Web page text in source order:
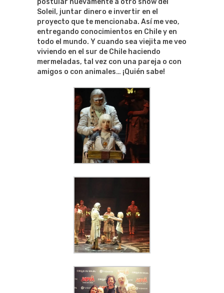
postular nuevamente a otro show del
Soleil, juntar dinero e invertir en el
proyecto que te mencionaba. Así me veo,
entregando conocimientos en Chile y en
todo el mundo. Y cuando sea viejita me veo
viviendo en el sur de Chile haciendo
mermeladas, tal vez con una pareja o con
amigos o con animales… ¡Quién sabe!